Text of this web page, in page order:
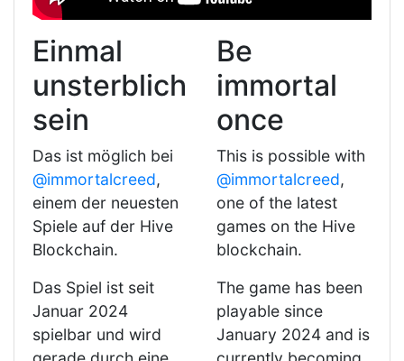
Einmal
unsterblich
sein
Das ist möglich bei
@immortalcreed,
einem der neuesten
Spiele auf der Hive
Blockchain.
Das Spiel ist seit
Januar 2024
spielbar und wird
Be
immortal
once
This is possible with
@immortalcreed,
one of the latest
games on the Hive
blockchain.
The game has been
playable since
January 2024 and is